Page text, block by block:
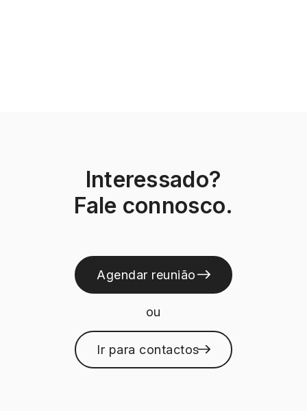
Interessado?
Fale connosco.
Agendar reunião
ou
Ir para contactos